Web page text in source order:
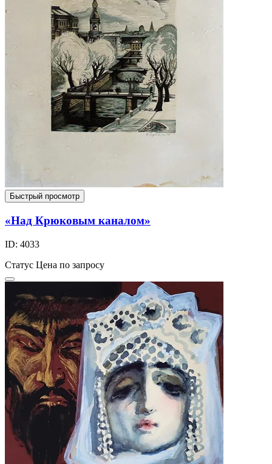
Быстрый просмотр
«Над Крюковым каналом»
ID: 4033
Статус Цена по запросу